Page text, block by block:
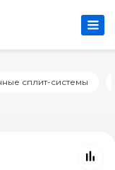
сплит-системы